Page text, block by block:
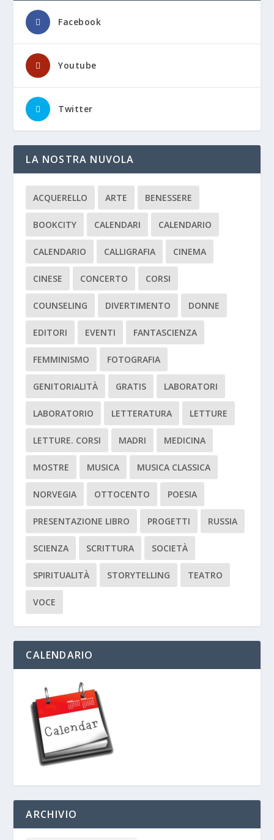
Facebook
Youtube
Twitter
LA NOSTRA NUVOLA
ACQUERELLO ARTE BENESSERE
BOOKCITY CALENDARI CALENDARIO
CALENDARIO CALLIGRAFIA CINEMA
CINESE CONCERTO CORSI
COUNSELING DIVERTIMENTO DONNE
EDITORI EVENTI FANTASCIENZA
FEMMINISMO FOTOGRAFIA
GENITORIALITÀ GRATIS LABORATORI
LABORATORIO LETTERATURA LETTURE
LETTURE. CORSI MADRI MEDICINA
MOSTRE MUSICA MUSICA CLASSICA
NORVEGIA OTTOCENTO POESIA
PRESENTAZIONE LIBRO PROGETTI RUSSIA
SCIENZA SCRITTURA SOCIETÀ
SPIRITUALITÀ STORYTELLING TEATRO
VOCE
CALENDARIO
ARCHIVIO